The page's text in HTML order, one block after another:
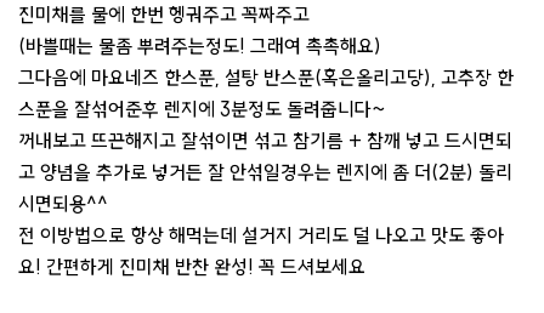
진미채를 물에 한번 헹궈주고 꼭짜주고
(바쁠때는 물좀 뿌려주는정도! 그래여 촉촉해요)
그다음에 마요네즈 한스푼, 설탕 반스푼(혹은올리고당), 고추장 한
스푼을 잘섞어준후 렌지에 3분정도 돌려줍니다~
꺼내보고 뜨끈해지고 잘섞이면 섞고 참기름 + 참깨 넣고 드시면되
고 양념을 추가로 넣거든 잘 안섞일경우는 렌지에 좀 더(2분) 돌리
시면되용^^
전 이방법으로 항상 해먹는데 설거지 거리도 덜 나오고 맛도 좋아
요! 간편하게 진미채 반찬 완성! 꼭 드셔보세요